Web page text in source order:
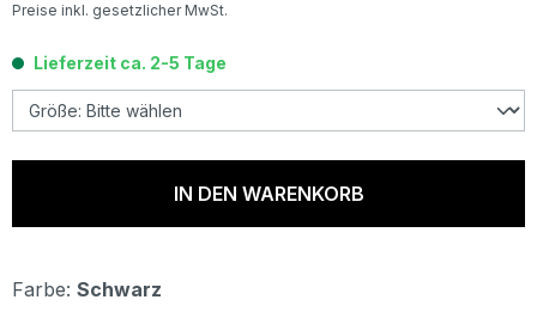
Preise inkl. gesetzlicher MwSt.
Lieferzeit ca. 2-5 Tage
IN DEN WARENKORB
Farbe: Schwarz